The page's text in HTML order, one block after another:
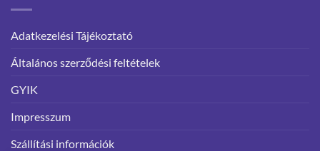
Adatkezelési Tájékoztató
Általános szerződési feltételek
GYIK
Impresszum
Szállítási információk